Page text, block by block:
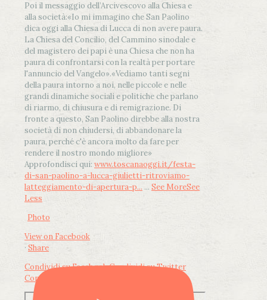
Poi il messaggio dell’Arcivescovo alla Chiesa e
alla società:«Io mi immagino che San Paolino
dica oggi alla Chiesa di Lucca di non avere paura.
La Chiesa del Concilio, del Cammino sinodale e
del magistero dei papi è una Chiesa che non ha
paura di confrontarsi con la realtà per portare
l'annuncio del Vangelo».«Vediamo tanti segni
della paura intorno a noi, nelle piccole e nelle
grandi dinamiche sociali e politiche che parlano
di riarmo, di chiusura e di remigrazione. Di
fronte a questo, San Paolino direbbe alla nostra
società di non chiudersi, di abbandonare la
paura, perché c'è ancora molto da fare per
rendere il nostro mondo migliore»
Approfondisci qui: www.toscanaoggi.it/festa-
di-san-paolino-a-lucca-giulietti-ritroviamo-
latteggiamento-di-apertura-p... ... See MoreSee
Less
Photo
View on Facebook
· Share
Condividi su FacebookCondividi su Twitter
Condividi su LinkedIn